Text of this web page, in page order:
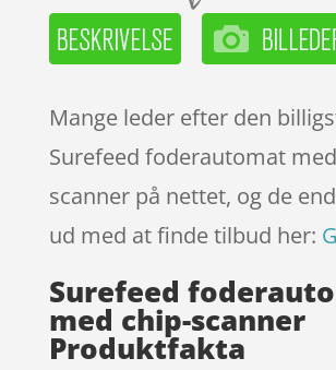
Mange leder efter den
Surefeed foderautomat
scanner på nettet, og de
ud med at finde tilbud her:
Surefeed
med chip-scanner
Produktfakta